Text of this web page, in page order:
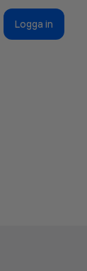
Logga in